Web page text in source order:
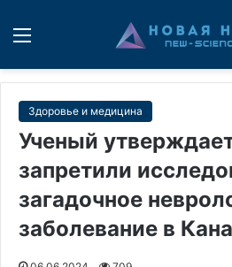
Здоровье и медицина
Ученый
запретили
загадочное
заболевание в